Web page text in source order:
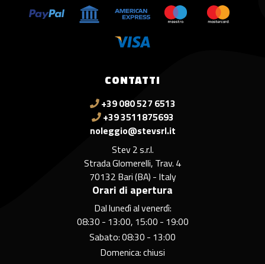
CONTATTI
+39 080 527 6513
+39 3511875693
noleggio@stevsrl.it
Stev 2 s.r.l.
Strada Glomerelli, Trav. 4
70132 Bari (BA) - Italy
Orari di apertura
Dal lunedì al venerdì:
08:30 - 13:00, 15:00 - 19:00
Sabato: 08:30 - 13:00
Domenica: chiusi